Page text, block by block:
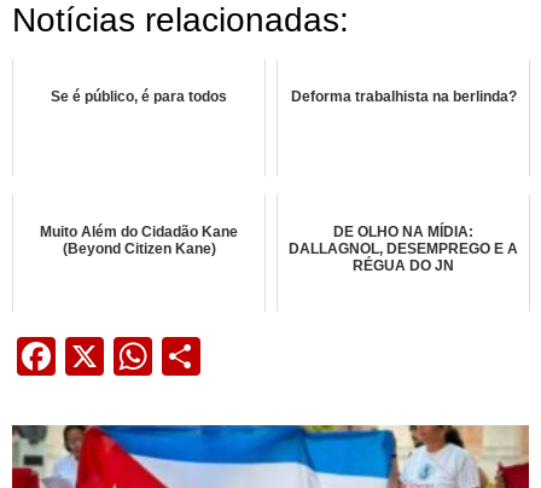
Notícias relacionadas:
Se é público, é para todos Deforma trabalhista na berlinda?
Muito Além do Cidadão Kane
(Beyond Citizen Kane)
DE OLHO NA MÍDIA:
DALLAGNOL, DESEMPREGO E A
RÉGUA DO JN
Facebook
X WhatsApp